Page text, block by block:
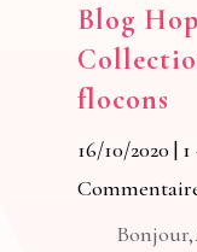
Blog
flocons
16/10/2020|
Bonjour,A